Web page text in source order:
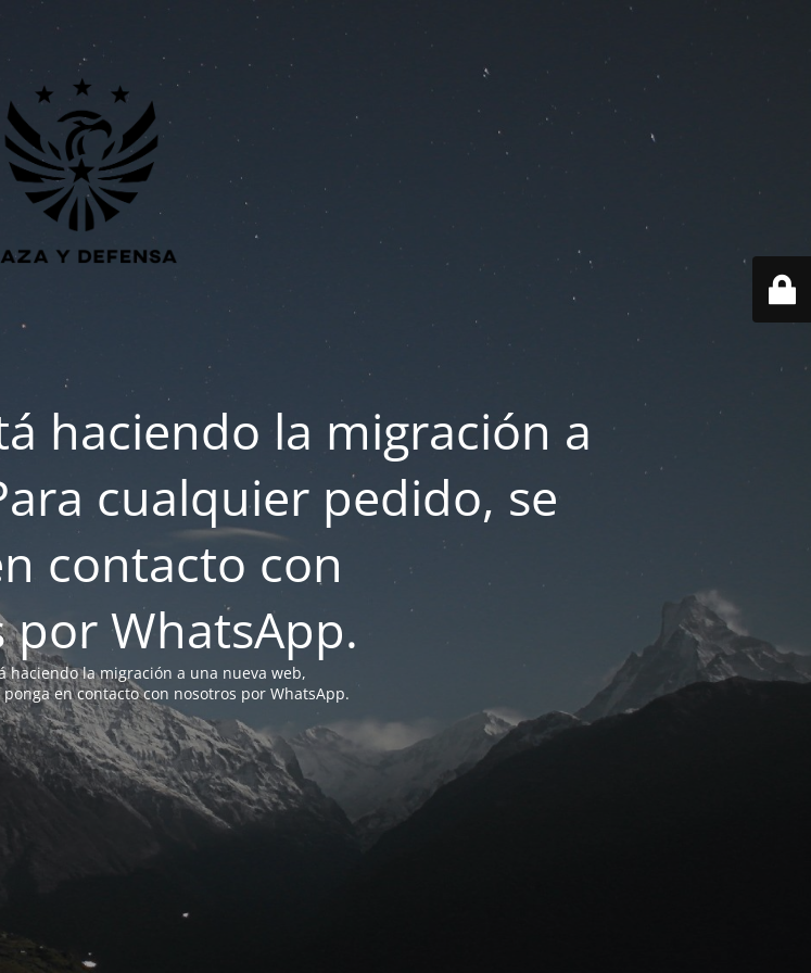
haciendo la migración a
cualquier pedido, se
contacto con
WhatsApp.
haciendo la migración a una nueva web,
en contacto con nosotros por WhatsApp.